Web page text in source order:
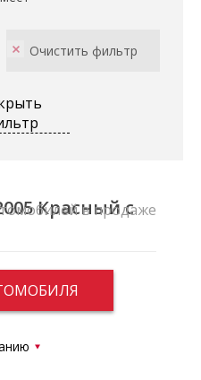
Красный с
в продаже